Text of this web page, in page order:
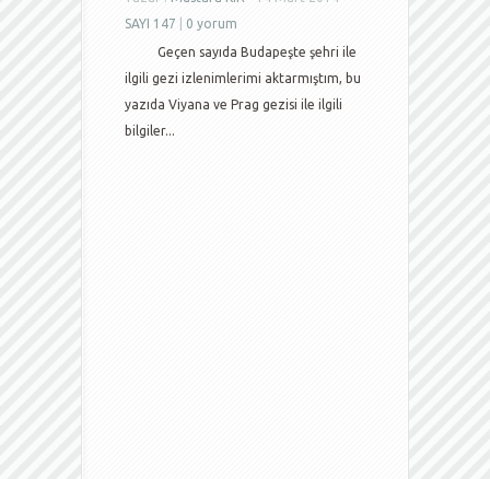
SAYI 147
0 yorum
Geçen sayıda Budapeşte şehri ile
ilgili gezi izlenimlerimi aktarmıştım, bu
yazıda Viyana ve Prag gezisi ile ilgili
bilgiler...